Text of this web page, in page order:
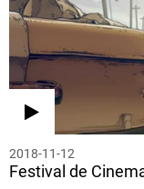
2018-11-12
Festival de